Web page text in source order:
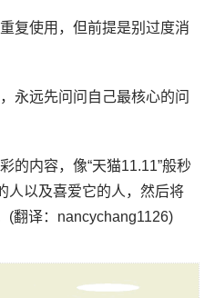
复使用，但前提是别过度消
永远先问问自己最核心的问
的内容，像“天猫11.11”般秒
人以及喜爱它的人，然后将
(翻译：nancychang1126)